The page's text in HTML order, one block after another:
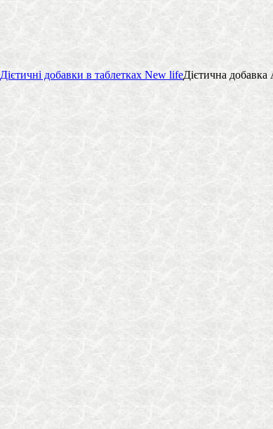
Дієтичні добавки в таблетках New lifeДієтична добавка